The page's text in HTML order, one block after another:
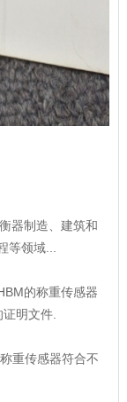
器制造、建筑和
领域...
的称重传感器
明文件.
重传感器符合不